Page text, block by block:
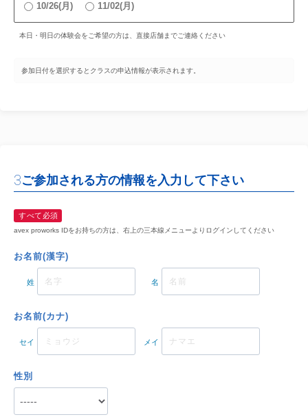
10/26(月)
11/02(月)
本日・明日の体験会をご希望の方は、直接店舗までご連絡ください
参加日付を選択するとクラスの申込情報が表示されます。
3ご参加される方の情報を入力して下さい
すべて必須
avex proworks IDをお持ちの方は、右上の三本線メニューよりログインしてください
お名前(漢字)
姓 名
お名前(カナ)
セイ メイ
性別